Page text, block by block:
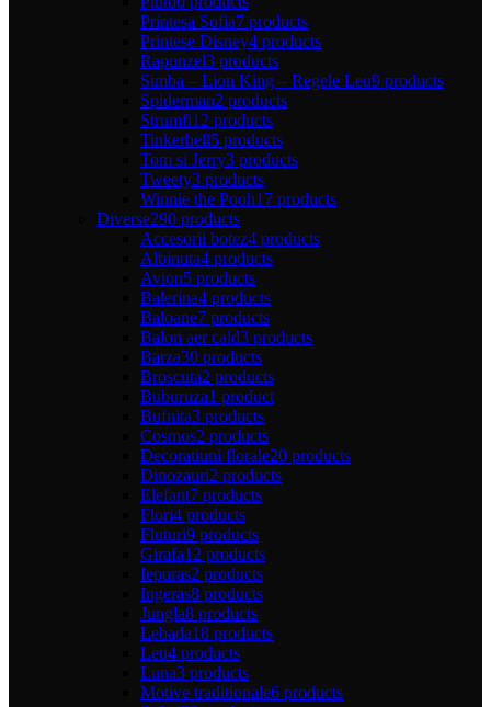
Printesa Sofia7 products
Printese Disney4 products
Rapunzel3 products
Simba – Lion King – Regele Leu9 products
Spiderman2 products
Strumfi12 products
Tinkerbell5 products
Tom si Jerry3 products
Tweety3 products
Winnie the Pooh17 products
Diverse290 products
Accesorii botez4 products
Albinuta4 products
Avion5 products
Balerina4 products
Baloane7 products
Balon aer cald3 products
Barza30 products
Broscuta2 products
Buburuza1 product
Bufnita3 products
Cosmos2 products
Decoratiuni florale20 products
Dinozauri2 products
Elefant7 products
Flori4 products
Fluturi9 products
Girafa12 products
Iepuras2 products
Ingeras8 products
Jungla8 products
Lebada18 products
Leu4 products
Luna3 products
Motive traditionale6 products